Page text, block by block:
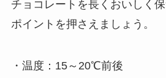
チョコレートを長くおいしく
ポイントを押さえましょう。
・温度：15～20℃前後